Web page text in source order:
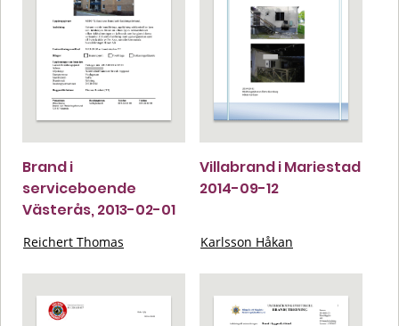
Brand i
serviceboende
Västerås, 2013-02-01
Reichert Thomas
Villabrand i Mariestad
2014-09-12
Karlsson Håkan